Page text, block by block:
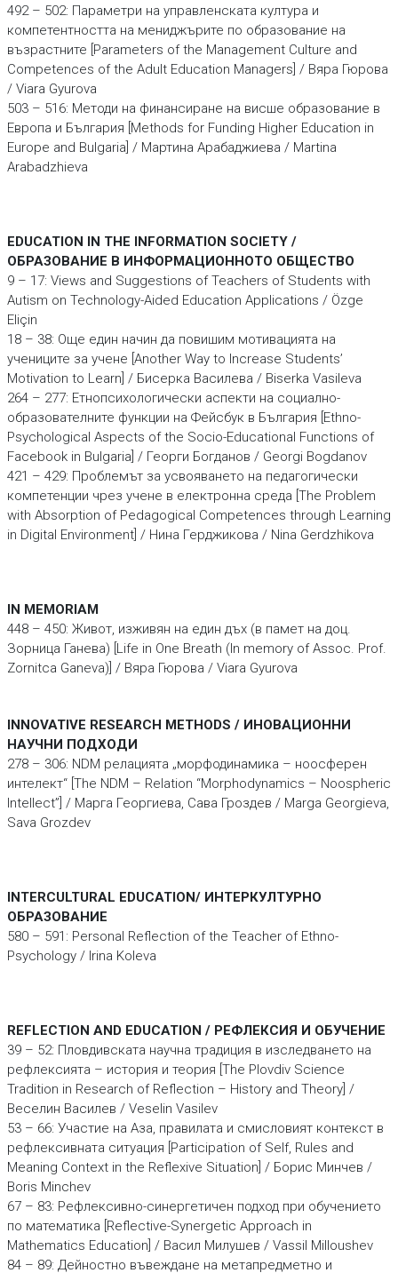
492 – 502: Параметри на управленската култура и
компетентността на мениджърите по образование на
възрастните [Parameters of the Management Culture and
Competences of the Adult Education Managers] / Вяра Гюрова
/ Viara Gyurova
503 – 516: Методи на финансиране на висше образование в
Европа и България [Methods for Funding Higher Education in
Europe and Bulgaria] / Мартина Арабаджиева / Martina
Arabadzhieva
EDUCATION IN THE INFORMATION SOCIETY /
ОБРАЗОВАНИЕ В ИНФОРМАЦИОННОТО ОБЩЕСТВО
9 – 17: Views and Suggestions of Teachers of Students with
Autism on Technology-Aided Education Applications / Özge
Eliçin
18 – 38: Още един начин да повишим мотивацията на
учениците за учене [Another Way to Increase Students’
Motivation to Learn] / Бисерка Василева / Biserka Vasileva
264 – 277: Етнопсихологически аспекти на социално-
образователните функции на Фейсбук в България [Ethno-
Psychological Aspects of the Socio-Educational Functions of
Facebook in Bulgaria] / Георги Богданов / Georgi Bogdanov
421 – 429: Проблемът за усвояването на педагогически
компетенции чрез учене в електронна среда [The Problem
with Absorption of Pedagogical Competences through Learning
in Digital Environment] / Нина Герджикова / Nina Gerdzhikova
IN MEMORIAM
448 – 450: Живот, изживян на един дъх (в памет на доц.
Зорница Ганева) [Life in One Breath (In memory of Assoc. Prof.
Zornitca Ganeva)] / Вяра Гюрова / Viara Gyurova
INNOVATIVE RESEARCH METHODS / ИНОВАЦИОННИ
НАУЧНИ ПОДХОДИ
278 – 306: NDM релацията „морфодинамика – ноосферен
интелект“ [The NDM – Relation “Morphodynamics – Noospheric
Intellect”] / Марга Георгиева, Сава Гроздев / Marga Georgieva,
Sava Grozdev
INTERCULTURAL EDUCATION/ ИНТЕРКУЛТУРНО
ОБРАЗОВАНИЕ
580 – 591: Personal Reflection of the Teacher of Ethno-
Psychology / Irina Koleva
REFLECTION AND EDUCATION / РЕФЛЕКСИЯ И ОБУЧЕНИЕ
39 – 52: Пловдивската научна традиция в изследването на
рефлексията – история и теория [The Plovdiv Science
Tradition in Research of Reflection – History and Theory] /
Веселин Василев / Veselin Vasilev
53 – 66: Участие на Аза, правилата и смисловият контекст в
рефлексивната ситуация [Participation of Self, Rules and
Meaning Context in the Reflexive Situation] / Борис Минчев /
Boris Minchev
67 – 83: Рефлексивно-синергетичен подход при обучението
по математика [Reflective-Synergetic Approach in
Mathematics Education] / Васил Милушев / Vassil Milloushev
84 – 89: Дейностно въвеждане на метапредметно и